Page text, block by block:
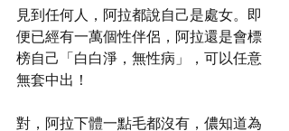
見到任何人，阿拉都說自己是處女。即
便已經有一萬個性伴侶，阿拉還是會標
榜自己「白白淨，無性病」，可以任意
無套中出！
對，阿拉下體一點毛都沒有，儂知道為